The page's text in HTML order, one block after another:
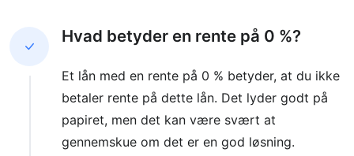
Hvad betyder en rente på 0 %?
Et lån med en rente på 0 % betyder, at du ikke
betaler rente på dette lån. Det lyder godt på
papiret, men det kan være svært at
gennemskue om det er en god løsning.